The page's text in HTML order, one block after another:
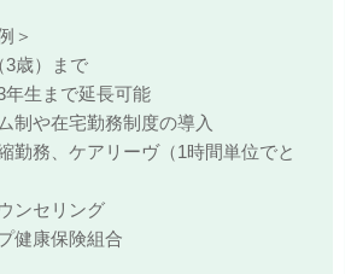
＞
3歳）まで
年生まで延長可能
制や在宅勤務制度の導入
勤務、ケアリーヴ（1時間単位でと
ンセリング
健康保険組合